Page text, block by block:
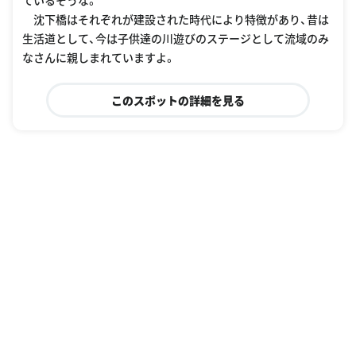
沈下橋はそれぞれが建設された時代により特徴があり、昔は
生活道として、今は子供達の川遊びのステージとして流域のみ
なさんに親しまれていますよ。
このスポットの詳細を見る